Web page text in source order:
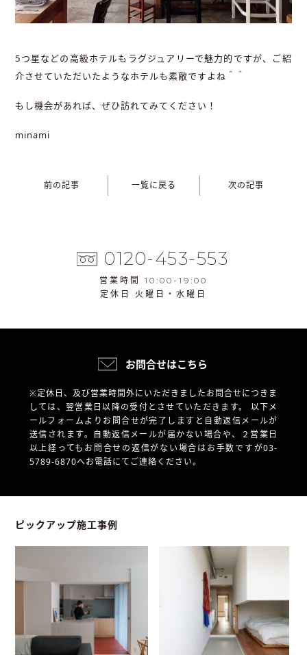
5つ星などの高級ホテルもラグジュアリーで魅力的ですが、ご紹
介させていただいたようなホテルも素敵ですよね＾＾
もし機会があれば、ぜひ訪れてみてください！
minami
前の記事 一覧に戻る 次の記事
0120-453-553
営業時間 10:00-19:00
定休日 火曜日・水曜日
お問合せはこちら
※定休日、及び営業時間外にいただきましたお問合せにつきま
しては、翌営業日以降の受付とさせていただきます。 以下メ
ールフォームよりお問合せが完了しますと自動返信メールが
送信されます。自動返信メールが届かない場合や、
２営業日
以上経ってもお問合せの返信がない場合はお手数ですが03-
5789-6870へお電話にてご連絡ください。
ピックアップ施工事例